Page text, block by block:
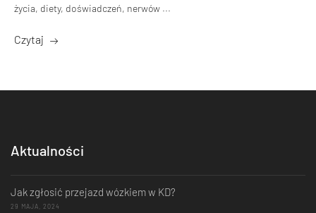
życia, diety, doświadczeń, nerwów ...
Czytaj
Aktualności
Jak zgłosić przejazd wózkiem w KD?
29 MAJA, 2024